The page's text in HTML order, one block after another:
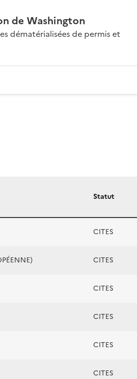
de Washington
dématérialisées de permis et
Statut
CITES
CITES
CITES
CITES
CITES
CITES